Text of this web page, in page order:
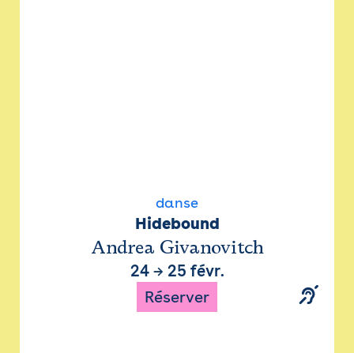
danse
Hidebound
Andrea Givanovitch
24→ 25 févr.
Réserver